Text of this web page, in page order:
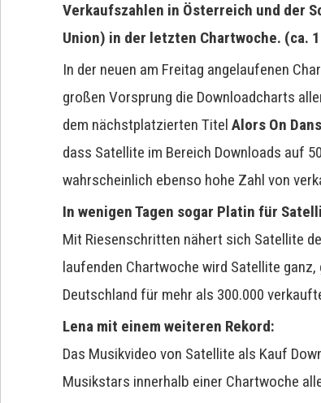
Verkaufszahlen in Österreich und der
Union) in der letzten Chartwoche. (ca.
In der neuen am Freitag angelaufenen
großen Vorsprung die Downloadcharts
dem nächstplatzierten TitelAlors On
dass Satellite im Bereich Downloads auf
wahrscheinlich ebenso hohe Zahl von
In wenigen Tagen sogar Platin für
Mit Riesenschritten nähert sich Satellite
laufenden Chartwoche wird Satellite
Deutschland für mehr als 300.000
Lena mit einem weiteren Rekord:
Das Musikvideo von Satellite als Kauf
Musikstars innerhalb einer Chartwoche